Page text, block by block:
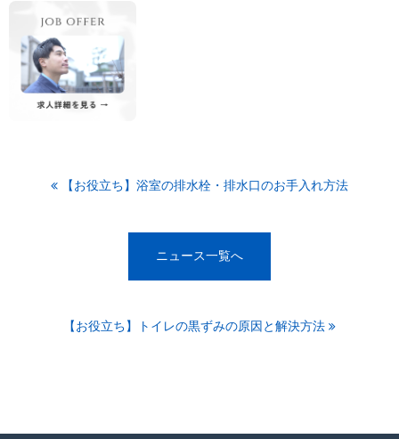
【お役立ち】浴室の排水栓・排水口のお手入れ方法
ニュース一覧へ
【お役立ち】トイレの黒ずみの原因と解決方法